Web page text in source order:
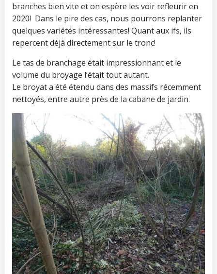
branches bien vite et on espère les voir refleurir en
2020! Dans le pire des cas, nous pourrons replanter
quelques variétés intéressantes! Quant aux ifs, ils
repercent déjà directement sur le tronc!
Le tas de branchage était impressionnant et le
volume du broyage l’était tout autant.
Le broyat a été étendu dans des massifs récemment
nettoyés, entre autre près de la cabane de jardin.